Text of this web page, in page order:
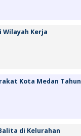
Kerja
Kota Medan Tahun
di Kelurahan